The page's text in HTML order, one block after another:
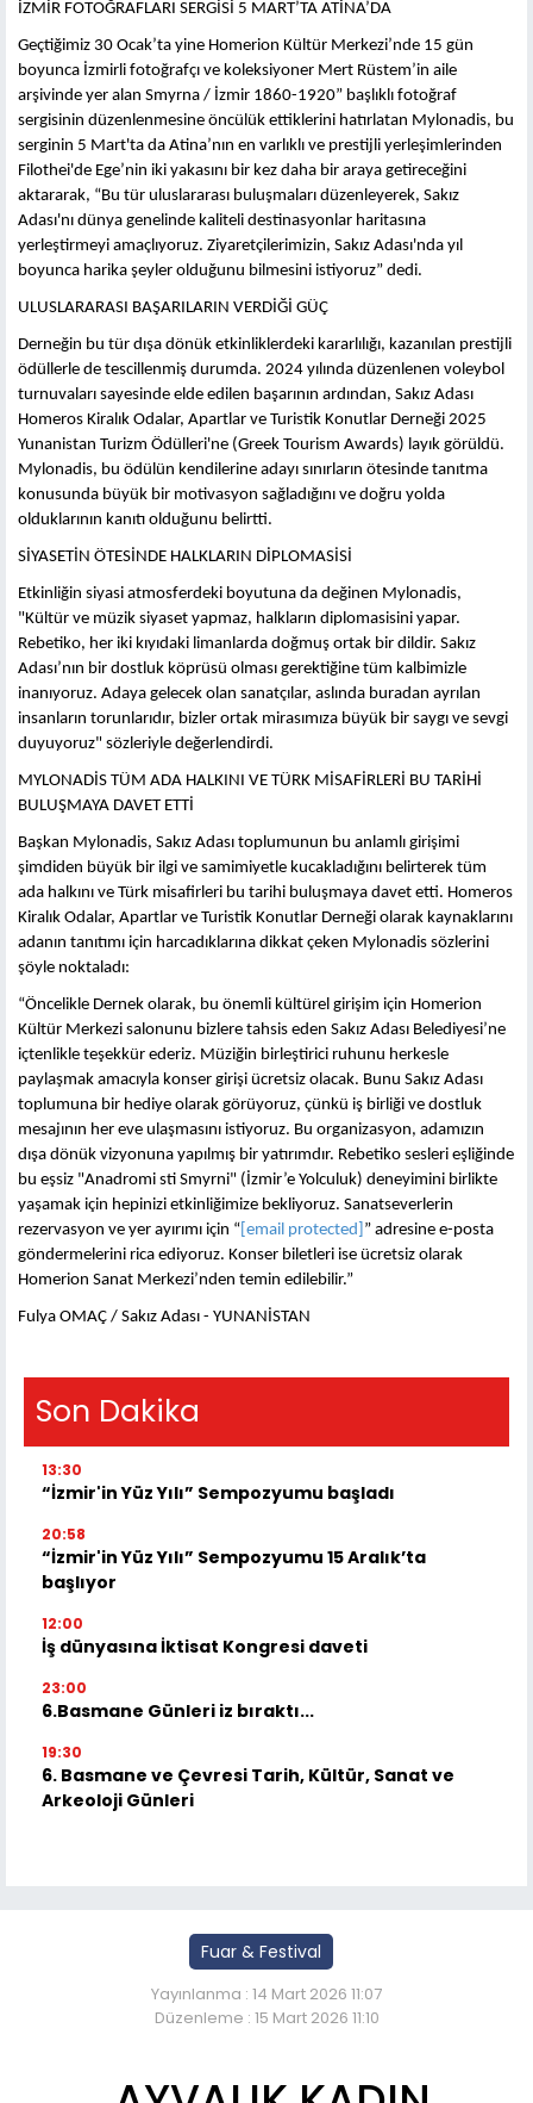
İZMİR FOTOĞRAFLARI SERGİSİ 5 MART’TA ATİNA’DA
Geçtiğimiz 30 Ocak’ta yine Homerion Kültür Merkezi’nde 15 gün
boyunca İzmirli fotoğrafçı ve koleksiyoner Mert Rüstem’in aile
arşivinde yer alan Smyrna / İzmir 1860-1920” başlıklı fotoğraf
sergisinin düzenlenmesine öncülük ettiklerini hatırlatan Mylonadis, bu
serginin 5 Mart'ta da Atina’nın en varlıklı ve prestijli yerleşimlerinden
Filothei'de Ege’nin iki yakasını bir kez daha bir araya getireceğini
aktararak, “Bu tür uluslararası buluşmaları düzenleyerek, Sakız
Adası'nı dünya genelinde kaliteli destinasyonlar haritasına
yerleştirmeyi amaçlıyoruz. Ziyaretçilerimizin, Sakız Adası'nda yıl
boyunca harika şeyler olduğunu bilmesini istiyoruz” dedi.
ULUSLARARASI BAŞARILARIN VERDİĞİ GÜÇ
Derneğin bu tür dışa dönük etkinliklerdeki kararlılığı, kazanılan prestijli
ödüllerle de tescillenmiş durumda. 2024 yılında düzenlenen voleybol
turnuvaları sayesinde elde edilen başarının ardından, Sakız Adası
Homeros Kiralık Odalar, Apartlar ve Turistik Konutlar Derneği 2025
Yunanistan Turizm Ödülleri'ne (Greek Tourism Awards) layık görüldü.
Mylonadis, bu ödülün kendilerine adayı sınırların ötesinde tanıtma
konusunda büyük bir motivasyon sağladığını ve doğru yolda
olduklarının kanıtı olduğunu belirtti.
SİYASETİN ÖTESİNDE HALKLARIN DİPLOMASİSİ
Etkinliğin siyasi atmosferdeki boyutuna da değinen Mylonadis,
"Kültür ve müzik siyaset yapmaz, halkların diplomasisini yapar.
Rebetiko, her iki kıyıdaki limanlarda doğmuş ortak bir dildir. Sakız
Adası’nın bir dostluk köprüsü olması gerektiğine tüm kalbimizle
inanıyoruz. Adaya gelecek olan sanatçılar, aslında buradan ayrılan
insanların torunlarıdır, bizler ortak mirasımıza büyük bir saygı ve sevgi
duyuyoruz" sözleriyle değerlendirdi.
MYLONADİS TÜM ADA HALKINI VE TÜRK MİSAFİRLERİ BU TARİHİ
BULUŞMAYA DAVET ETTİ
Başkan Mylonadis, Sakız Adası toplumunun bu anlamlı girişimi
şimdiden büyük bir ilgi ve samimiyetle kucakladığını belirterek tüm
ada halkını ve Türk misafirleri bu tarihi buluşmaya davet etti. Homeros
Kiralık Odalar, Apartlar ve Turistik Konutlar Derneği olarak kaynaklarını
adanın tanıtımı için harcadıklarına dikkat çeken Mylonadis sözlerini
şöyle noktaladı:
“Öncelikle Dernek olarak, bu önemli kültürel girişim için Homerion
Kültür Merkezi salonunu bizlere tahsis eden Sakız Adası Belediyesi’ne
içtenlikle teşekkür ederiz. Müziğin birleştirici ruhunu herkesle
paylaşmak amacıyla konser girişi ücretsiz olacak. Bunu Sakız Adası
toplumuna bir hediye olarak görüyoruz, çünkü iş birliği ve dostluk
mesajının her eve ulaşmasını istiyoruz. Bu organizasyon, adamızın
dışa dönük vizyonuna yapılmış bir yatırımdır. Rebetiko sesleri eşliğinde
bu eşsiz "Anadromi sti Smyrni" (İzmir’e Yolculuk) deneyimini birlikte
yaşamak için hepinizi etkinliğimize bekliyoruz. Sanatseverlerin
rezervasyon ve yer ayırımı için “ [email protected] ” adresine e-posta
göndermelerini rica ediyoruz. Konser biletleri ise ücretsiz olarak
Homerion Sanat Merkezi’nden temin edilebilir.”
Fulya OMAÇ / Sakız Adası - YUNANİSTAN
Son Dakika
13:30
“İzmir'in Yüz Yılı” Sempozyumu başladı
20:58
“İzmir'in Yüz Yılı” Sempozyumu 15 Aralık’ta
başlıyor
12:00
İş dünyasına İktisat Kongresi daveti
23:00
6.Basmane Günleri iz bıraktı...
19:30
6. Basmane ve Çevresi Tarih, Kültür, Sanat ve
Arkeoloji Günleri
Fuar & Festival
Yayınlanma : 14 Mart 2026 11:07
Düzenleme : 15 Mart 2026 11:10